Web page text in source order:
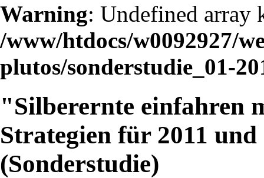
Warning: Undefined array
/www/htdocs/w0092927/
plutos/sonderstudie_01-
"Silberernte einfahren
Strategien für 2011
(Sonderstudie)